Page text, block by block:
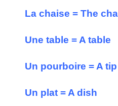
La chaise = The
Une table = A table
Un pourboire = A tip
Un plat = A dish